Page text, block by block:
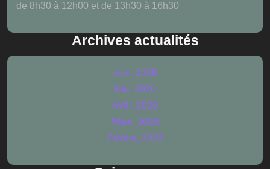
de 8h30 à 12h00 et de 13h30 à 16h30
Archives actualités
Juin, 2026
Mai, 2026
Avril, 2026
Mars, 2026
Février, 2026